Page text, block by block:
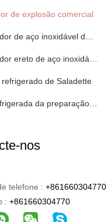
de explosão comercial
de aço inoxidável de
ereto de aço inoxidável
de Saladette
da preparação da
nos
telefone : +861660304770
: +861660304770